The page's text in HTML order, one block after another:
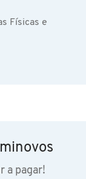
Físicas e
a pagar!